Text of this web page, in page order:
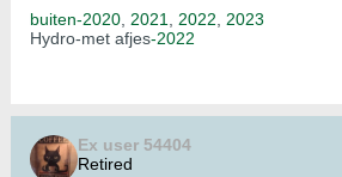
buiten-2020 2021 2022
2023
Hydro-met afjes-2022
Ex user 54404
Retired